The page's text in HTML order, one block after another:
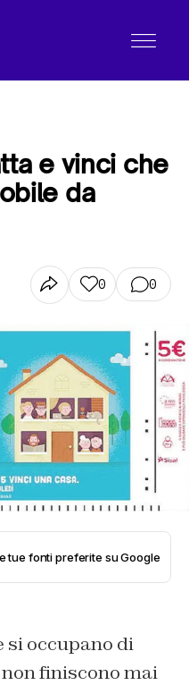
e vinci che
da
0 0
tue fonti preferite su Google
si occupano di
non finiscono mai